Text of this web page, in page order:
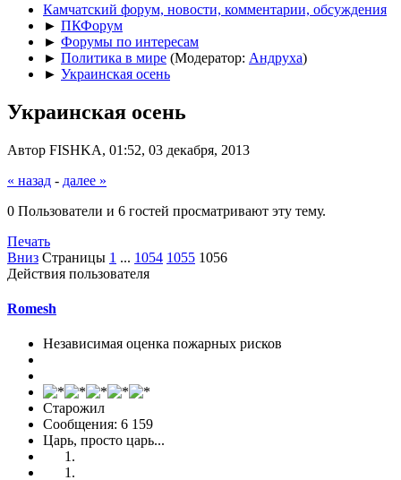
Камчатский форум, новости, комментарии, обсуждения
► ПКФорум
► Форумы по интересам
► Политика в мире (Модератор: Андруха)
► Украинская осень
Украинская осень
Автор FISHKA, 01:52, 03 декабря, 2013
« назад - далее »
0 Пользователи и 6 гостей просматривают эту тему.
Печать
Вниз Страницы 1 ... 1054 1055 1056
Действия пользователя
Romesh
Независимая оценка пожарных рисков
Старожил
Сообщения: 6 159
Царь, просто царь...